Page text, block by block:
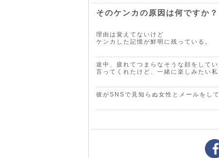
そのケンカの原因は何ですか？
理由は覚えてないけど
ケンカした記憶が鮮明に残っている。
途中、疲れてつまらなそうな顔をして
言ってくれたけど、一緒に楽しみたい
彼がSNSで見知らぬ女性とメールをし